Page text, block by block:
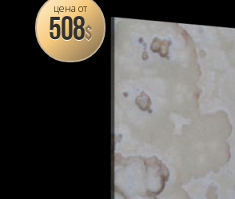
цена от
508$